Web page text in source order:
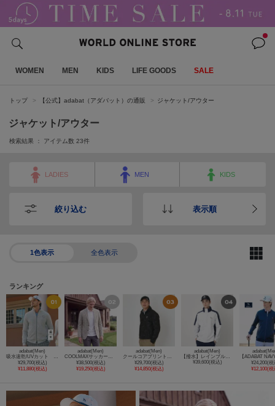
WOMEN MEN KIDS LIFE GOODS SALE
トップ 【公式】adabat（アダバット）の通販 ジャケット/アウター
ジャケット/アウター
検索結果 ： アイテム数 23件
LADIES MEN KIDS
絞り込む 表示順
1色表示 全色表示
ランキング
adabat(Men)
¥29,700(税込)
¥11,880(税込)
adabat(Men)
¥38,500(税込)
¥19,250(税込)
adabat(Men)
¥29,700(税込)
¥14,850(税込)
adabat(Men)
¥39,600(税込)
¥24,200(税
¥12,100(税